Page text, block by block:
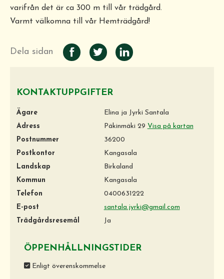
varifrån det är ca 300 m till vår trädgård.
Varmt välkomna till vår Hemträdgård!
Dela sidan
KONTAKTUPPGIFTER
Ägare
Elina ja Jyrki Santala
Adress
Päkinmäki 29 Visa på kartan
Postnummer
36200
Postkontor
Kangasala
Landskap
Birkaland
Kommun
Kangasala
Telefon
0400631222
E-post
santala.jyrki@gmail.com
Trädgårdsresemål
Ja
ÖPPENHÅLLNINGSTIDER
Enligt överenskommelse